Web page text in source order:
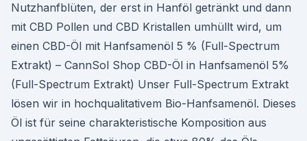
Nutzhanfblüten, der erst in Hanföl getränkt und dann
mit CBD Pollen und CBD Kristallen umhüllt wird, um
einen CBD-Öl mit Hanfsamenöl 5 % (Full-Spectrum
Extrakt) – CannSol Shop CBD-Öl in Hanfsamenöl 5%
(Full-Spectrum Extrakt) Unser Full-Spectrum Extrakt
lösen wir in hochqualitativem Bio-Hanfsamenöl. Dieses
Öl ist für seine charakteristische Komposition aus